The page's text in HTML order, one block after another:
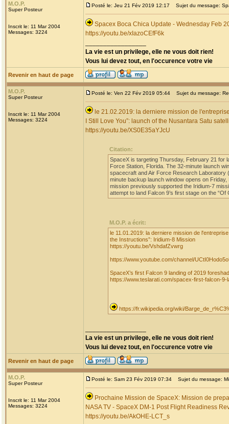
M.O.P.
Super Posteur
Inscrit le: 11 Mar 2004
Messages: 3224
Posté le: Jeu 21 Fév 2019 12:17 Sujet du message:
Spacex Boca Chica Update - Wednesday Feb
https://youtu.be/xIazoCEfF6k
La vie est un privilege, elle ne vous doit rien!
Vous lui devez tout, en l'occurence votre vie
Revenir en haut de page
M.O.P.
Super Posteur
Inscrit le: 11 Mar 2004
Messages: 3224
Posté le: Ven 22 Fév 2019 05:44 Sujet du message:
le 21.02.2019: la derniere mission de
I Still Love You”: launch of the Nusantara Satu
https://youtu.be/XS0E35aYJcU
Citation:
SpaceX is targeting Thursday, February 21 for
Force Station, Florida. The 32-minute launch
spacecraft and Air Force Research Laboratory
minute backup launch window opens on
mission previously supported the Iridium-7
attempt to land Falcon 9’s first stage on the
M.O.P. a écrit:
le 11.01.2019: la derniere mission de
the Instructions”: Iridium-8 Mission
https://youtu.be/VshdafZvwrg
https://www.youtube.com/channel/
SpaceX’s first Falcon 9 landing of 2019
https://www.teslarati.com/spacex-first-falcon-
https://fr.wikipedia.org/wiki/
La vie est un privilege, elle ne vous doit rien!
Vous lui devez tout, en l'occurence votre vie
Revenir en haut de page
M.O.P.
Super Posteur
Inscrit le: 11 Mar 2004
Messages: 3224
Posté le: Sam 23 Fév 2019 07:34 Sujet du message:
Prochaine Mission de SpaceX: Mission de
NASA TV - SpaceX DM-1 Post Flight Readiness
https://youtu.be/AkOHE-LCT_s